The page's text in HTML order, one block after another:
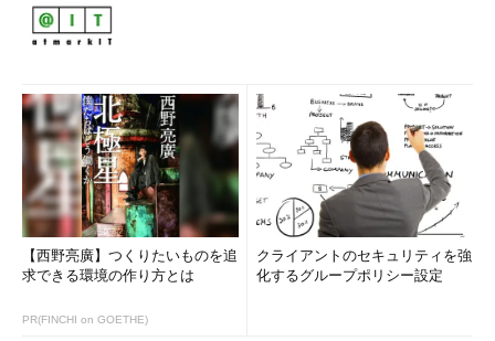
【西野亮廣】つくりたいものを追
求できる環境の作り方とは
PR(FINCHI on GOETHE)
クライアントのセキュリティを強
化するグループポリシー設定